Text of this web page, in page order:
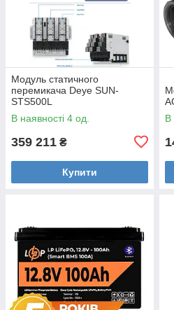
Модуль статичного
перемикача Deye SUN-
STS500L
В наявності 4 од.
359 211 ₴
Купити
В